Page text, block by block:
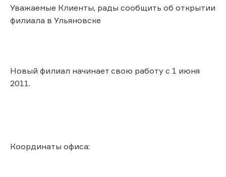
Уважаемые Клиенты, рады сообщить об открытии
филиала в Ульяновске
Новый филиал начинает свою работу с 1 июня
2011.
Координаты офиса: